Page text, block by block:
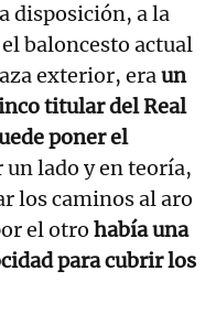
disposición, a la
baloncesto actual
exterior, eraun
titular del Real
poner el
un lado y en teoría,
los caminos al aro
el otro había una
para cubrir los